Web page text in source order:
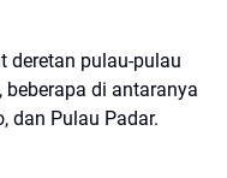
deretan pulau-pulau
di antaranya
dan Pulau Padar.